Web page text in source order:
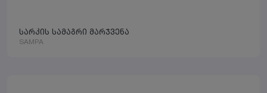
სარკის სამაგრი მარჯვენა
SAMPA